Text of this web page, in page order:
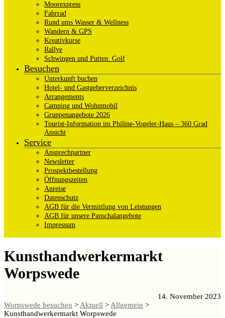
Moorexpress
Fahrrad
Rund ums Wasser & Wellness
Wandern & GPS
Kreativkurse
Rallye
Schwingen und Putten: Golf
Besuchen
Unterkunft buchen
Hotel- und Gastgeberverzeichnis
Arrangements
Camping und Wohnmobil
Gruppenangebote 2026
Tourist-Information im Philine-Vogeler-Haus – 360 Grad
Ansicht
Service
Ansprechpartner
Newsletter
Prospektbestellung
Öffnungszeiten
Anreise
Datenschutz
AGB für die Vermittlung von Leistungen
AGB für unsere Pauschalangebote
Impressum
Kunsthandwerkermarkt
Worpswede
14. November 2023
Worpswede besuchen > Aktuell > Allgemein >
Kunsthandwerkermarkt Worpswede